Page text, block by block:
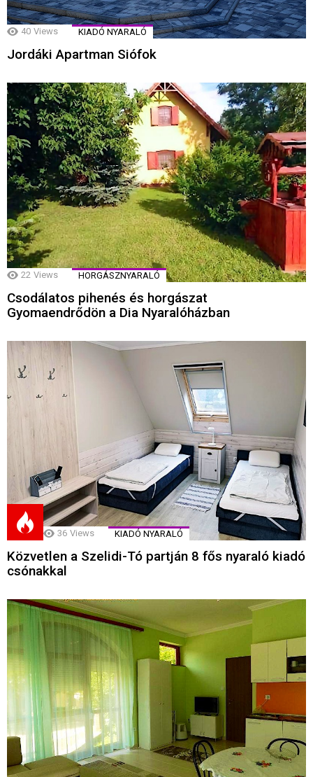
40 Views KIADÓ NYARALÓ
Jordáki Apartman Siófok
22 Views HORGÁSZNYARALÓ
Csodálatos pihenés és horgászat
Gyomaendrődön a Dia Nyaralóházban
36 Views KIADÓ NYARALÓ
Közvetlen a Szelidi-Tó partján 8 fős nyaraló kiadó
csónakkal